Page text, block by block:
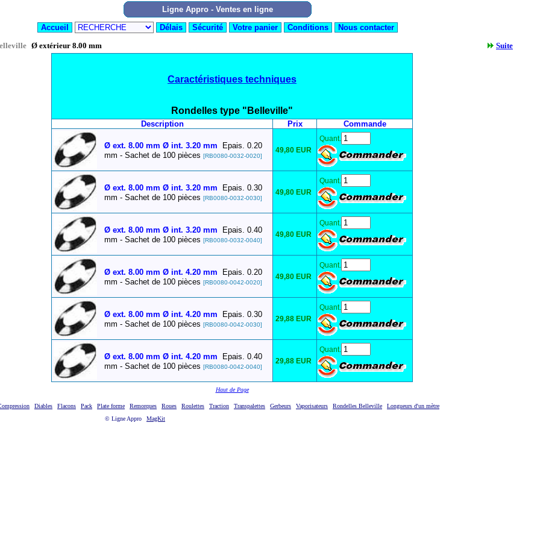
Ø extérieur 8.00 mm
Suite
Caractéristiques techniques
Rondelles type "Belleville"
Description Prix Commande
Ø ext. 8.00 mm Ø int. 3.20 mm
Epais. 0.20
mm - Sachet de 100 pièces [RB0080-0032-0020]
49,80 EUR
Quant.
Ø ext. 8.00 mm Ø int. 3.20 mm
Epais. 0.30
mm - Sachet de 100 pièces [RB0080-0032-0030]
49,80 EUR
Quant.
Ø ext. 8.00 mm Ø int. 3.20 mm
Epais. 0.40
mm - Sachet de 100 pièces [RB0080-0032-0040]
49,80 EUR
Quant.
Ø ext. 8.00 mm Ø int. 4.20 mm
Epais. 0.20
mm - Sachet de 100 pièces [RB0080-0042-0020]
49,80 EUR
Quant.
Ø ext. 8.00 mm Ø int. 4.20 mm
Epais. 0.30
mm - Sachet de 100 pièces [RB0080-0042-0030]
29,88 EUR
Quant.
Ø ext. 8.00 mm Ø int. 4.20 mm
Epais. 0.40
mm - Sachet de 100 pièces [RB0080-0042-0040]
29,88 EUR
Quant.
Haut de Page
Diables Flacons Pack Plate forme Remorques Roues Roulettes Traction Transpalettes Gerbeurs Vaporisateurs Rondelles Belleville
Longueurs d'un mètre
© Ligne Appro
MagKit